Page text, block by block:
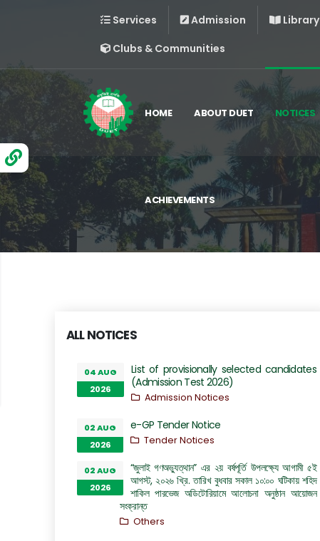
Services Admission Library
Clubs & Communities
HOME ABOUT DUET NOTICES
ACHIEVEMENTS
ALL NOTICES
04 AUG
2026
List of provisionally selected candidates
(Admission Test 2026)
Admission Notices
02 AUG
2026
e-GP Tender Notice
Tender Notices
02 AUG
2026
“জুলাই গণঅভ্যুত্থান” এর ২য় বর্ষপূর্তি উপলক্ষ্যে আগামী ৫ই
আগস্ট, ২০২৬ খ্রি. তারিখ বুধবার সকাল ১০:০০ ঘটিকায় শহিদ
শাকিল পারভেজ অডিটোরিয়ামে আলোচনা অনুষ্ঠান আয়োজন
সংক্রান্ত
Others